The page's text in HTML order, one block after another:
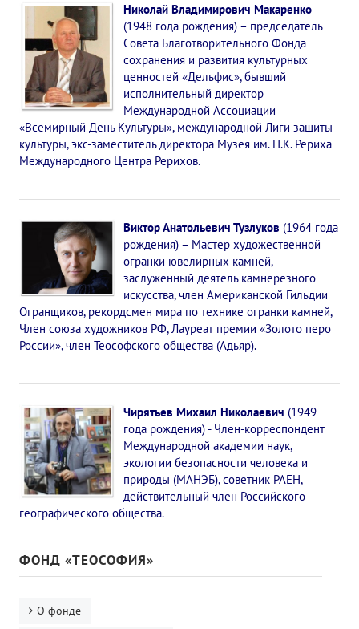
Плейлист "«Тайная Доктрина» Класс онлайн изучения"
Плейлист "Выпуски рубрики «ТЕОСОФСКИЙ КВИЗИ»"
ПОДДЕРЖАТЬ ФОНД
Пожертвовать денежные средства
Стать волонтером
КОНТАКТЫ
Николай Владимирович Макаренко
(1948 года рождения) – председатель
Совета Благотворительного Фонда
сохранения и развития культурных
ценностей «Дельфис», бывший
исполнительный директор
Международной Ассоциации
«Всемирный День Культуры», международной Лиги защиты
культуры, экс-заместитель директора Музея им. Н.К. Рериха
Международного Центра Рерихов.
Виктор Анатольевич Тузлуков (1964 года
рождения) – Мастер художественной
огранки ювелирных камней,
заслуженный деятель камнерезного
искусства, член Американской Гильдии
Огранщиков, рекордсмен мира по технике огранки камней,
Член союза художников РФ, Лауреат премии «Золото перо
России», член Теософского общества (Адьяр).
Чирятьев Михаил Николаевич (1949
года рождения) - Член-корреспондент
Международной академии наук,
экологии безопасности человека и
природы (МАНЭБ), советник РАЕН,
действительный член Российского
географического общества.
ФОНД «ТЕОСОФИЯ»
О фонде